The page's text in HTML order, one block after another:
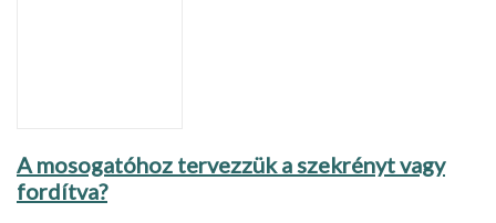
A mosogatóhoz tervezzük a szekrényt vagy
fordítva?